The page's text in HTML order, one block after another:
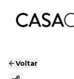
Voltar